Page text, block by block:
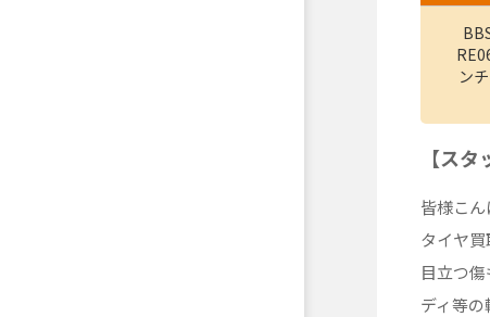
ン
【スタ
皆様こん
タイヤ買
目立つ
ディ等